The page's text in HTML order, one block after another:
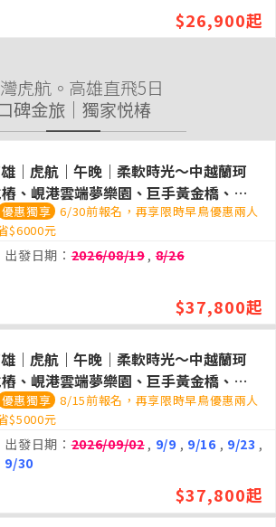
$26,900起
虎航。高雄直飛5日
碑金旅｜獨家悦椿
｜虎航｜午晚｜柔軟時光～中越蘭珂
、峴港雲端夢樂園、巨手黃金橋、會
、順化、龍蝦吃到飽奢華五日(悅椿渡假
兩晚)
$37,800起
出發日期：2026/08/19,8/26
6/30前報名，再享限時早鳥優惠兩人
$6000元
｜虎航｜午晚｜柔軟時光～中越蘭珂
、峴港雲端夢樂園、巨手黃金橋、會
、順化、龍蝦吃到飽奢華五日(悅椿渡假
兩晚)
$37,800起
出發日期：2026/09/02, 9/9 , 9/16 , 9/23 ,
9/30
8/15前報名，再享限時早鳥優惠兩人
$5000元